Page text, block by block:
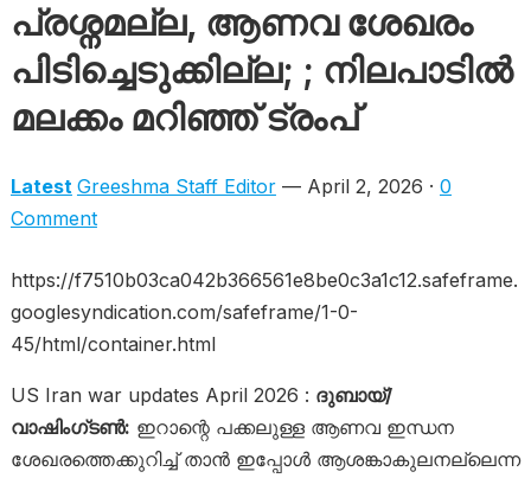
പ്രശ്നമല്ല, ആണവ ശേഖരം
പിടിച്ചെടുക്കില്ല; ; നിലപാടിൽ
മലക്കം മറിഞ്ഞ് ട്രംപ്
Latest Greeshma Staff Editor— April 2, 2026 · 0
Comment
https://f7510b03ca042b366561e8be0c3a1c12.safeframe.
googlesyndication.com/safeframe/1-0-
45/html/container.html
US Iran war updates April 2026 : ദുബായ്/
വാഷിംഗ്ടൺ: ഇറാന്റെ പക്കലുള്ള ആണവ ഇന്ധന
ശേഖരത്തെക്കുറിച്ച് താൻ ഇപ്പോൾ ആശങ്കാകുലനല്ലെന്ന